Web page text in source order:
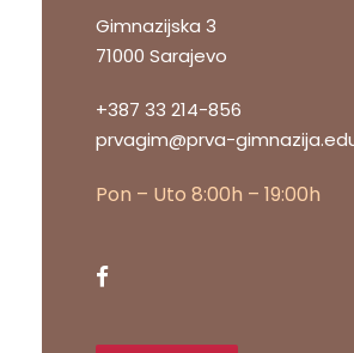
Gimnazijska 3
71000 Sarajevo
+387 33 214-856
prvagim@prva-
Pon – Uto 8:00h – 19:00h